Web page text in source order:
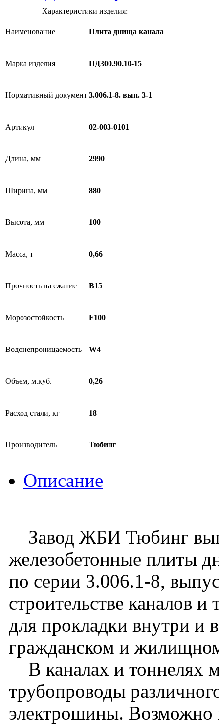
Характеристики изделия:
Наименование Плита днища канала
Марка изделия ПД300.90.10-15
Нормативный документ 3.006.1-8. вып. 3-1
Артикул 02-003-0101
Длина, мм 2990
Ширина, мм 880
Высота, мм 100
Масса, т 0,66
Прочность на сжатие B15
Морозостойкость F100
Водонепроницаемость W4
Объем, м.куб. 0,26
Расход стали, кг 18
Производитель Тюбинг
Описание
Завод ЖБИ Тюбинг
железобетонные плиты
по серии 3.006.1-8,
строительстве каналов
для прокладки внутри и
гражданском и
В каналах и тоннелях
трубопроводы
электрошины. Возможно